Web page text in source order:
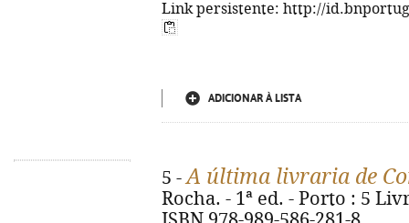
Link persistente: http://
ADICIONAR À LISTA
5 -A última livraria de
Rocha. - 1ª ed. - Porto : 5